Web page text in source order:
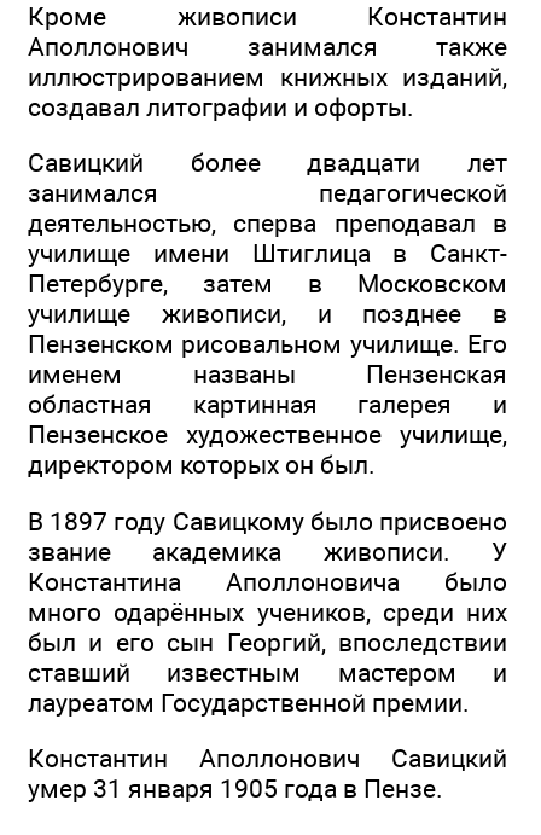
Кроме живописи Константин
Аполлонович занимался также
иллюстрированием книжных изданий,
создавал литографии и офорты.
Савицкий более двадцати лет
занимался педагогической
деятельностью, сперва преподавал в
училище имени Штиглица в Санкт-
Петербурге, затем в Московском
училище живописи, и позднее в
Пензенском рисовальном училище. Его
именем названы Пензенская
областная картинная галерея и
Пензенское художественное училище,
директором которых он был.
В 1897 году Савицкому было присвоено
звание академика живописи. У
Константина Аполлоновича было
много одарённых учеников, среди них
был и его сын Георгий, впоследствии
ставший известным мастером и
лауреатом Государственной премии.
Константин Аполлонович Савицкий
умер 31 января 1905 года в Пензе.